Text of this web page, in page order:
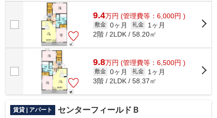
件はアパートです。ご利用可能な駅が...
9.4万円 (管理費等：6,000円 )
敷金 0ヶ月 礼金
1ヶ月
2階 / 2LDK / 58.20㎡
9.8万円 (管理費等：6,500円 )
敷金 0ヶ月 礼金
1ヶ月
3階 / 2LDK / 58.37㎡
賃貸 | アパート センターフィールドＢ